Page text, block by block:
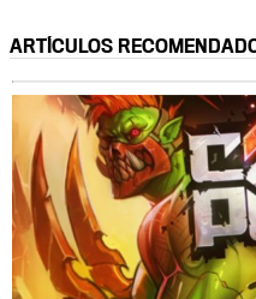
ARTÍCULOS